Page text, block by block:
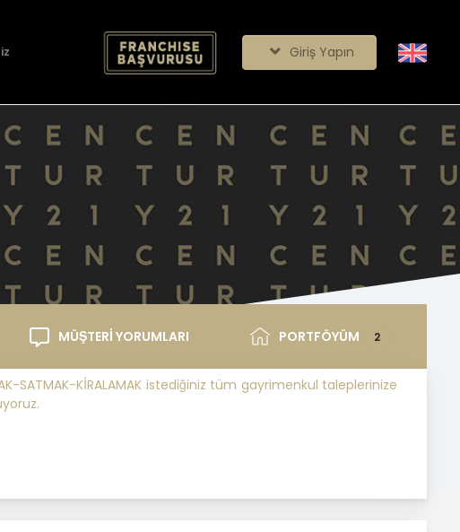
Giriş Yapın
MÜŞTERİ YORUMLARI PORTFÖYÜM 2
SATMAK-KİRALAMAK istediğiniz tüm gayrimenkul taleplerinize